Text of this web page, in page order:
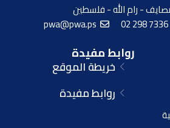
- رام الله - فلسطين
02 298 7336
روابط مفيدة
خريطة الموقع
روابط مفيدة